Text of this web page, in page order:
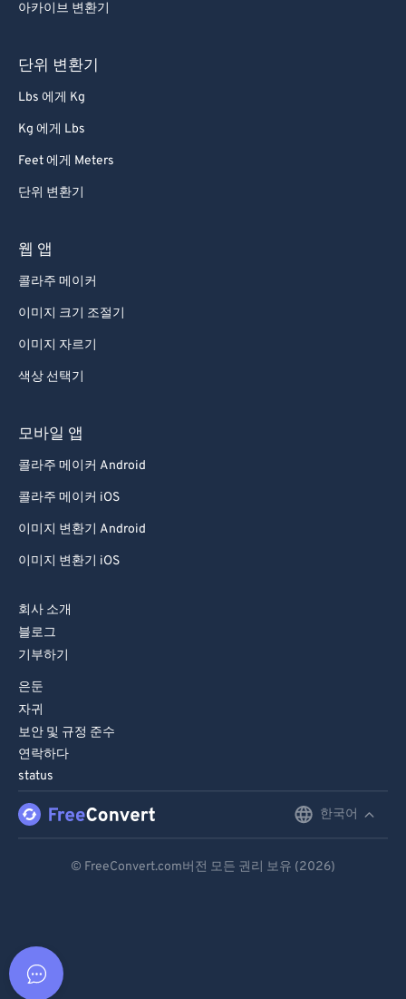
아카이브 변환기
단위 변환기
Lbs 에게 Kg
Kg 에게 Lbs
Feet 에게 Meters
단위 변환기
웹 앱
콜라주 메이커
이미지 크기 조절기
이미지 자르기
색상 선택기
모바일 앱
콜라주 메이커 Android
콜라주 메이커 iOS
이미지 변환기 Android
이미지 변환기 iOS
회사 소개
블로그
기부하기
은둔
자귀
보안 및 규정 준수
연락하다
status
한국어
© FreeConvert.com버전 모든 권리 보유 (2026)